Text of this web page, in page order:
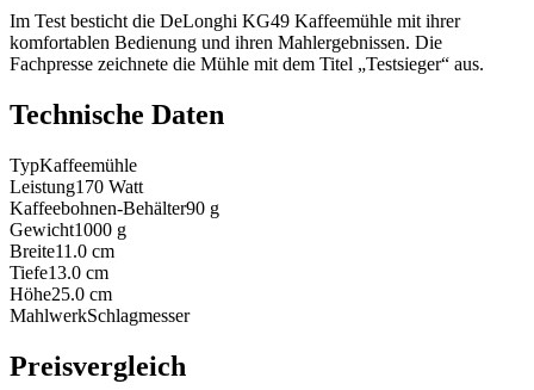
Im Test besticht die DeLonghi KG49 Kaffeemühle mit ihrer
komfortablen Bedienung und ihren Mahlergebnissen. Die
Fachpresse zeichnete die Mühle mit dem Titel „Testsieger“ aus.
Technische Daten
TypKaffeemühle
Leistung170 Watt
Kaffeebohnen-Behälter90 g
Gewicht1000 g
Breite11.0 cm
Tiefe13.0 cm
Höhe25.0 cm
MahlwerkSchlagmesser
Preisvergleich